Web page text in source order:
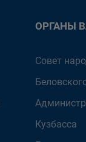
ОРГАНЫ
Совет
Кузбасса